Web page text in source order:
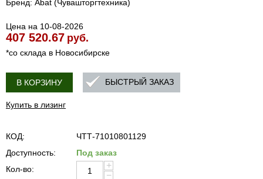
Бренд: Abat (Чувашторгтехника)
Цена на 10-08-2026
407 520.67 руб.
*со склада в Новосибирске
В КОРЗИНУ
Купить в лизинг
БЫСТРЫЙ ЗАКАЗ
КОД:
ЧТТ-71010801129
Доступность:
Под заказ
Кол-во:
+
−